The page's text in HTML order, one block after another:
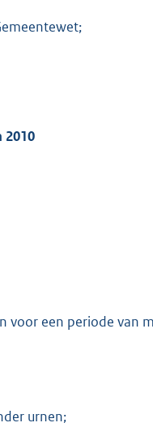
2010
voor een periode van
urnen;